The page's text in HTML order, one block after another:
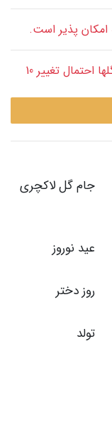
امکان پذیر است.
قابل توجه: با توجه به طبیعی بودن تمامی گلها احتمال تغییر 10
جام گل لاکچری
عید نوروز
روز دختر
تولد